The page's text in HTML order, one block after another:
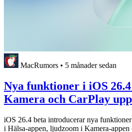
MacRumors • 5 månader sedan
Nya funktioner i iOS
Kamera och CarPlay
iOS 26.4 beta introducerar nya
i Hälsa-appen, ljudzoom i Kamera-